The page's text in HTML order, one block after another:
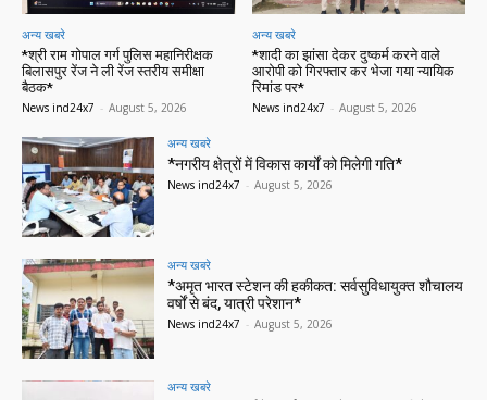
अन्य खबरे
*श्री राम गोपाल गर्ग पुलिस महानिरीक्षक
बिलासपुर रेंज ने ली रेंज स्तरीय समीक्षा
बैठक*
News ind24x7 - August 5, 2026
अन्य खबरे
*शादी का झांसा देकर दुष्कर्म करने वाले
आरोपी को गिरफ्तार कर भेजा गया न्यायिक
रिमांड पर*
News ind24x7 - August 5, 2026
अन्य खबरे
*नगरीय क्षेत्रों में विकास कार्यों को मिलेगी गति*
News ind24x7 - August 5, 2026
अन्य खबरे
*अमृत भारत स्टेशन की हकीकत: सर्वसुविधायुक्त शौचालय
वर्षों से बंद, यात्री परेशान*
News ind24x7 - August 5, 2026
अन्य खबरे